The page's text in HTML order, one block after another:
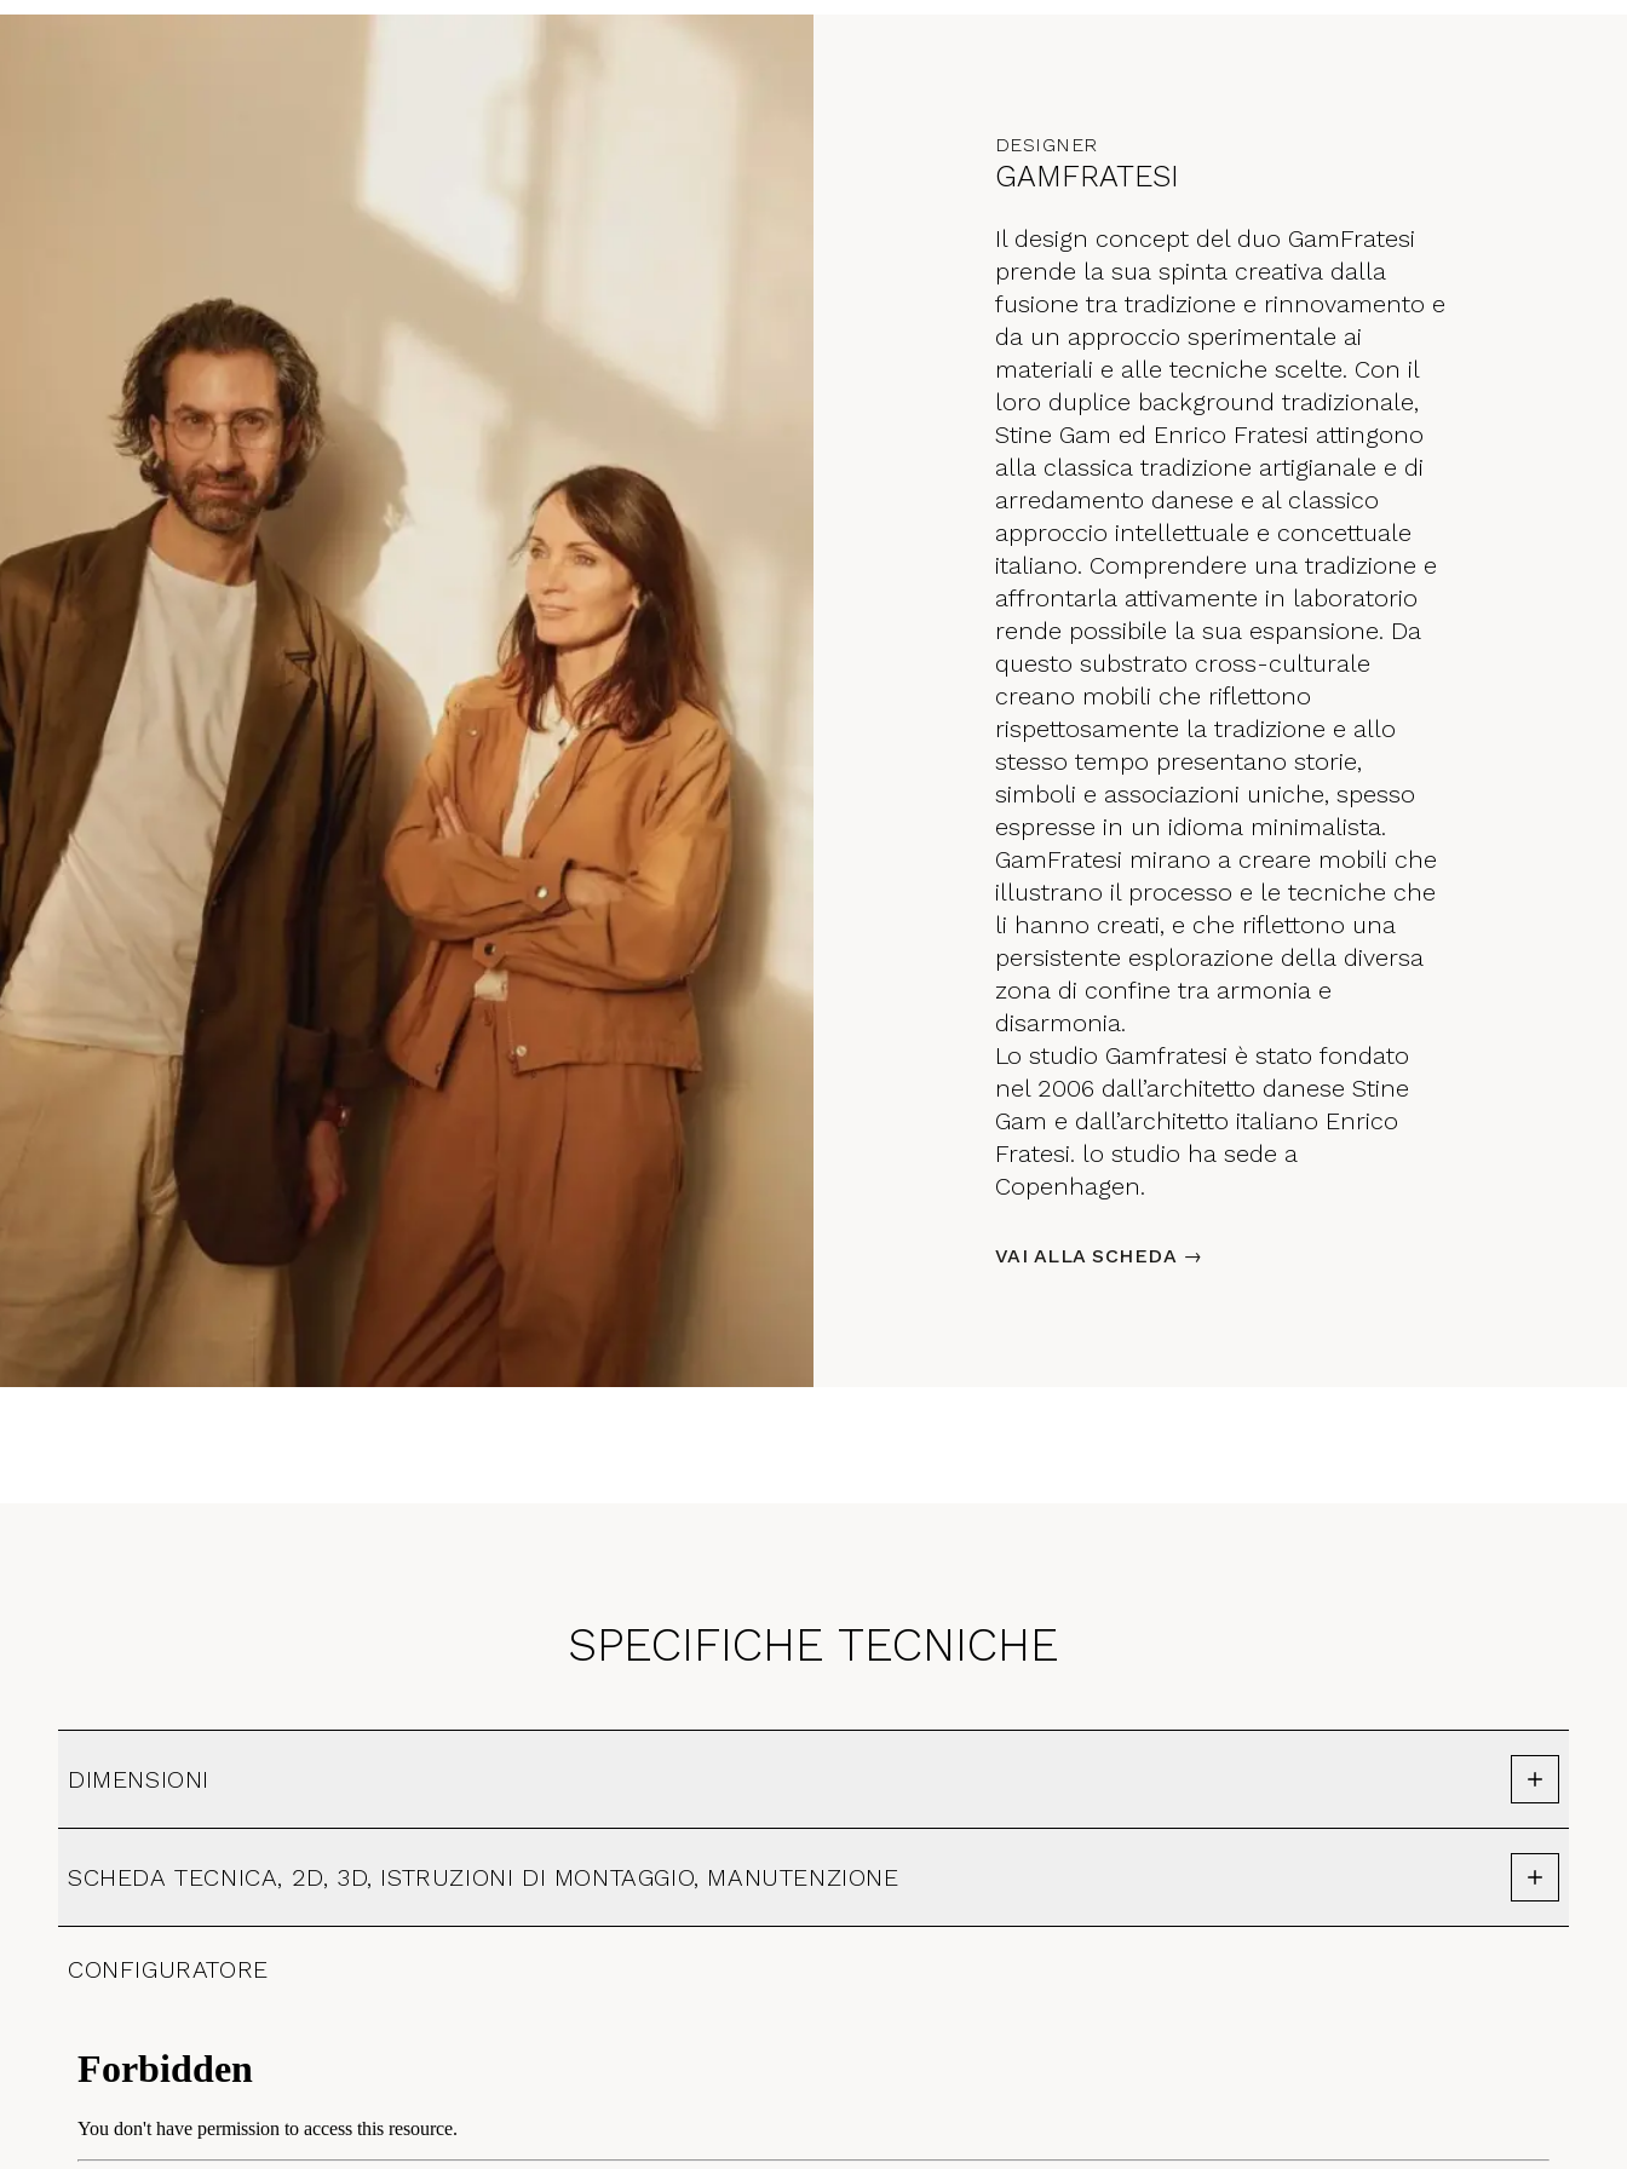
DESIGNER
GAMFRATESI
Il design concept del duo GamFratesi
prende la sua spinta creativa dalla
fusione tra tradizione e rinnovamento e
da un approccio sperimentale ai
materiali e alle tecniche scelte. Con il
loro duplice background tradizionale,
Stine Gam ed Enrico Fratesi attingono
alla classica tradizione artigianale e di
arredamento danese e al classico
approccio intellettuale e concettuale
italiano. Comprendere una tradizione e
affrontarla attivamente in laboratorio
rende possibile la sua espansione. Da
questo substrato cross-culturale
creano mobili che riflettono
rispettosamente la tradizione e allo
stesso tempo presentano storie,
simboli e associazioni uniche, spesso
espresse in un idioma minimalista.
GamFratesi mirano a creare mobili che
illustrano il processo e le tecniche che
li hanno creati, e che riflettono una
persistente esplorazione della diversa
zona di confine tra armonia e
disarmonia.
Lo studio Gamfratesi è stato fondato
nel 2006 dall’architetto danese Stine
Gam e dall’architetto italiano Enrico
Fratesi. lo studio ha sede a
Copenhagen.
VAI ALLA SCHEDA →
SPECIFICHE TECNICHE
DIMENSIONI
SCHEDA TECNICA, 2D, 3D, ISTRUZIONI DI MONTAGGIO, MANUTENZIONE
CONFIGURATORE